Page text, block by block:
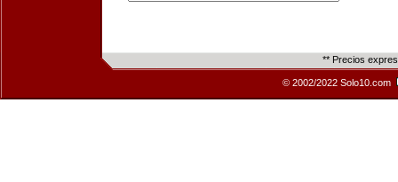
** Precios
© 2002/2022 Solo10.com